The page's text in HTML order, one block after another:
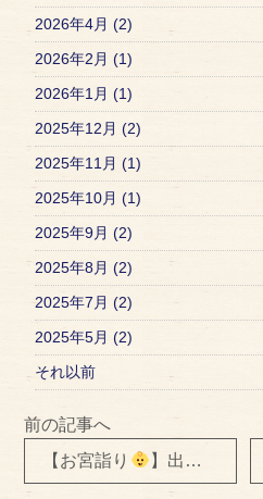
2026年4月 (2)
2026年2月 (1)
2026年1月 (1)
2025年12月 (2)
2025年11月 (1)
2025年10月 (1)
2025年9月 (2)
2025年8月 (2)
2025年7月 (2)
2025年5月 (2)
それ以前
前の記事へ
【お宮詣り
】出張着付け＆ヘアセット